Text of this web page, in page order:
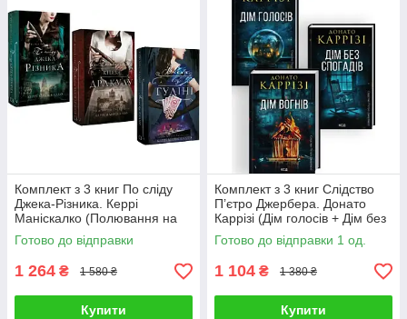
Комплект з 3 книг По сліду
Джека-Різника. Керрі
Маніскалко (Полювання на
князя Дракулу + Втеча від
Гудіні)
Готово до відправки
1 264 ₴ 1 580 ₴
Купити
Комплект з 3 книг Слідство
П’єтро Джербера. Донато
Каррізі (Дім голосів + Дім без
спогадів + Дім вогнів)
Готово до відправки 1 од.
1 104 ₴ 1 380 ₴
Купити